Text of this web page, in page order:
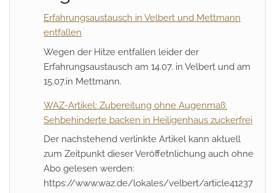
Erfahrungsaustausch in Velbert und Mettmann
entfallen
Wegen der Hitze entfallen leider der
Erfahrungsaustausch am 14.07. in Velbert und am
15.07.in Mettmann.
WAZ-Artikel: Zubereitung ohne Augenmaß:
Sehbehinderte backen in Heiligenhaus zuckerfrei
Der nachstehend verlinkte Artikel kann aktuell
zum Zeitpunkt dieser Veröffetnlichung auch ohne
Abo gelesen werden:
https://www.waz.de/lokales/velbert/article41237